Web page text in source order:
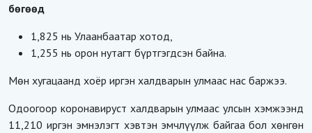
бөгөөд
1,825 нь Улаанбаатар хотод,
1,255 нь орон нутагт бүртгэгдсэн байна.
Мөн хугацаанд хоёр иргэн халдварын улмаас нас баржээ.
Одоогоор коронавируст халдварын улмаас улсын хэмжээнд
11,210 иргэн эмнэлэгт хэвтэн эмчлүүлж байгаа бол хөнгөн